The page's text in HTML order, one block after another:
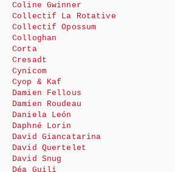
Coline Gwinner
Collectif La Rotative
Collectif Opossum
Colloghan
Corta
Cresadt
Cynicom
Cyop & Kaf
Damien Fellous
Damien Roudeau
Daniela León
Daphné Lorin
David Giancatarina
David Quertelet
David Snug
Déa Guili